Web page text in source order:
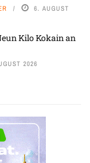
6. AUGUST
Kilo Kokain an
2026